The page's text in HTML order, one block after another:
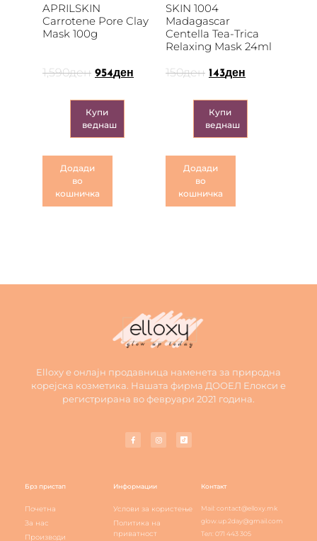
APRILSKIN
Carrotene Pore Clay
Mask 100g
1,590ден 954ден
Купи
веднаш
Додади
во
кошничка
SKIN 1004
Madagascar
Centella Tea-Trica
Relaxing Mask 24ml
150ден 143ден
Купи
веднаш
Додади
во
кошничка
Elloxy е онлајн продавница наменета за природна
корејска козметика. Нашата фирма ДООЕЛ Елокси е
регистрирана во февруари 2021 година.
Брз пристап
Почетна
За нас
Производи
Информации
Услови за користење
Политика на
приватност
Контакт
Mail: contact@elloxy.mk
glow.up.2day@gmail.com
Тел: 071 443 305